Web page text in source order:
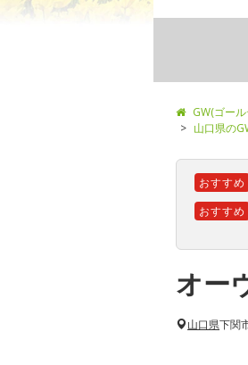
GW(ゴー
山口県の
おすすめ
おすすめ
オー
山口県下関